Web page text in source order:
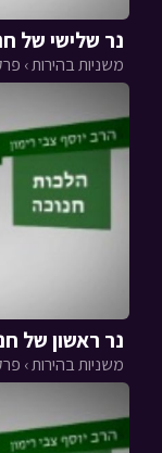
נר שלישי של
משניות בהירות › פרק
נר ראשון של
משניות בהירות › פרק